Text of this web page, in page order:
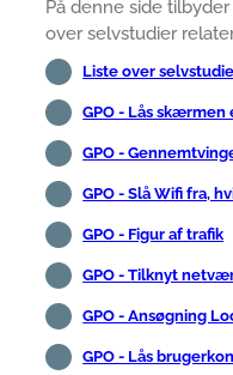
På denne side
over selvstudier
Liste over
GPO - Lås
GPO -
GPO - Slå Wifi fra,
GPO - Figur af trafik
GPO - Tilknyt
GPO - Ansøgning
GPO - Lås